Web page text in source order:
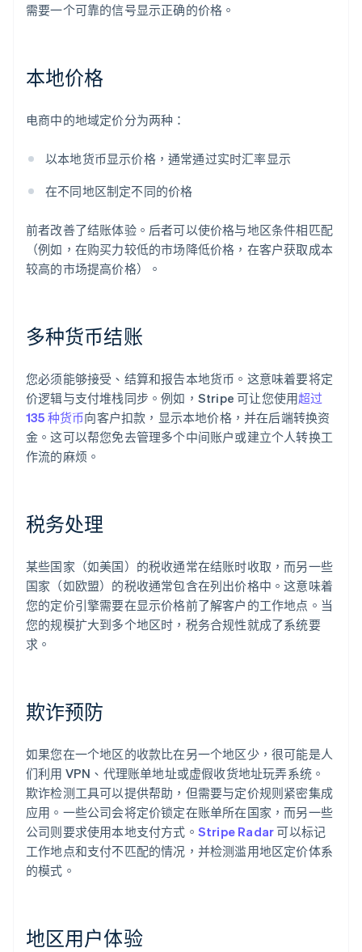
需要一个可靠的信号显示正确的价格。
本地价格
电商中的地域定价分为两种：
以本地货币显示价格，通常通过实时汇率显示
在不同地区制定不同的价格
前者改善了结账体验。后者可以使价格与地区条件相匹配
（例如，在购买力较低的市场降低价格，在客户获取成本
较高的市场提高价格）。
多种货币结账
您必须能够接受、结算和报告本地货币。这意味着要将定
价逻辑与支付堆栈同步。例如，Stripe 可让您使用超过
135 种货币向客户扣款，显示本地价格，并在后端转换资
金。这可以帮您免去管理多个中间账户或建立个人转换工
作流的麻烦。
税务处理
某些国家（如美国）的税收通常在结账时收取，而另一些
国家（如欧盟）的税收通常包含在列出价格中。这意味着
您的定价引擎需要在显示价格前了解客户的工作地点。当
您的规模扩大到多个地区时，税务合规性就成了系统要
求。
欺诈预防
如果您在一个地区的收款比在另一个地区少，很可能是人
们利用 VPN、代理账单地址或虚假收货地址玩弄系统。
欺诈检测工具可以提供帮助，但需要与定价规则紧密集成
应用。一些公司会将定价锁定在账单所在国家，而另一些
公司则要求使用本地支付方式。 Stripe Radar可以标记
工作地点和支付不匹配的情况，并检测滥用地区定价体系
的模式。
地区用户体验